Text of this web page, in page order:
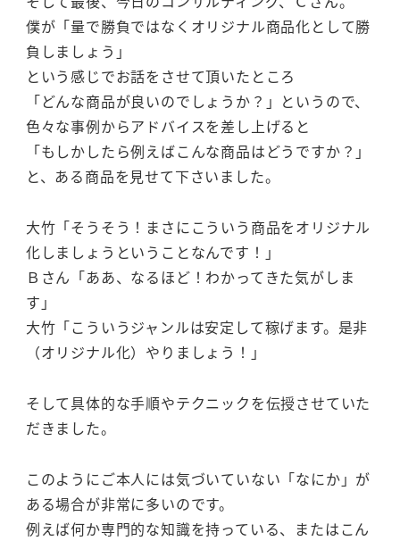
僕が「量で勝負ではなくオリジナル商品化として勝
負しましょう」
という感じでお話をさせて頂いたところ
「どんな商品が良いのでしょうか？」というので、
色々な事例からアドバイスを差し上げると
「もしかしたら例えばこんな商品はどうですか？」
と、ある商品を見せて下さいました。
大竹「そうそう！まさにこういう商品をオリジナル
化しましょうということなんです！」
Ｂさん「ああ、なるほど！わかってきた気がしま
す」
大竹「こういうジャンルは安定して稼げます。是非
（オリジナル化）やりましょう！」
そして具体的な手順やテクニックを伝授させていた
だきました。
このようにご本人には気づいていない「なにか」が
ある場合が非常に多いのです。
例えば何か専門的な知識を持っている、またはこん